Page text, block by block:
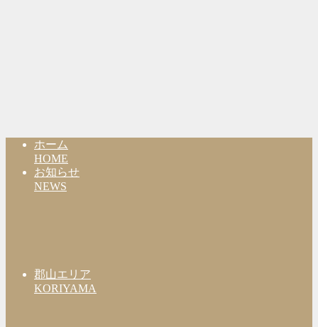
ホーム
HOME
お知らせ
NEWS
郡山エリア
KORIYAMA